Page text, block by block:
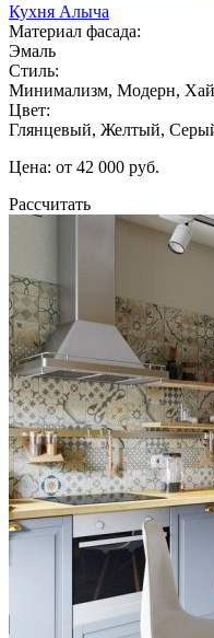
Кухня Алыча
Материал фасада:
Эмаль
Стиль:
Минимализм, Модерн,
Цвет:
Глянцевый, Желтый,
Цена: от 42 000 руб.
Рассчитать